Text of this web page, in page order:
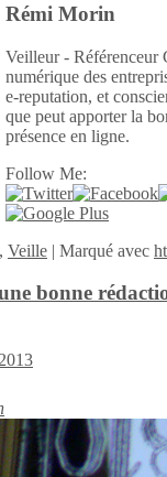
Rémi Morin
Veilleur - Référenceur
numérique des
e-reputation, et
que peut apporter la
présence en ligne.
Follow Me:
, Veille | Marqué avec
bonne